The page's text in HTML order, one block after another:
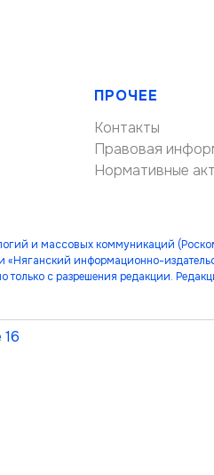
ПРОЧЕЕ
Контакты
Правовая
Нормативные
и массовых коммуникаций
информационно-
с разрешения редакции.